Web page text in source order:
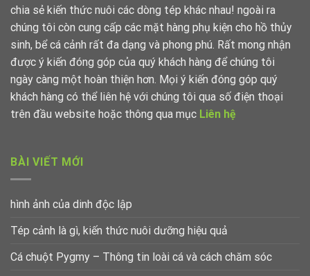
chia sẻ kiến thức nuôi các dòng tép khác nhau! ngoài ra
chúng tôi còn cung cấp các mặt hàng phụ kiện cho hồ thủy
sinh, bể cá cảnh rất đa dạng và phong phú. Rất mong nhận
được ý kiến đóng góp của quý khách hàng để chúng tôi
ngày càng một hoàn thiện hơn. Mọi ý kiến đóng góp quý
khách hàng có thể liên hệ với chúng tôi qua số điện thoại
trên đầu website hoặc thông qua mục Liên hệ
BÀI VIẾT MỚI
hình ảnh của dinh độc lập
Tép cảnh là gì, kiến thức nuôi dưỡng hiệu quả
Cá chuột Pygmy – Thông tin loài cá và cách chăm sóc